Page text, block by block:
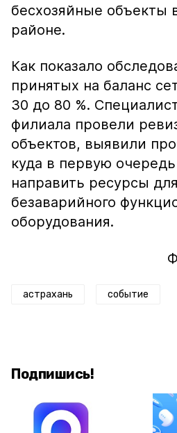
бесхозяйные объекты
районе.
Как показало
принятых на баланс
30 до 80 %.
филиала провели
объектов, выявили
куда в первую
направить ресурсы
безаварийного
оборудования.
астрахань событие
Подпишись!